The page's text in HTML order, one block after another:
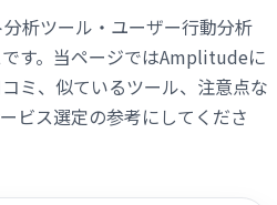
析ツール・ユーザー行動分析
す。当ページではAmplitudeに
ミ、似ているツール、注意点な
ビス選定の参考にしてくださ